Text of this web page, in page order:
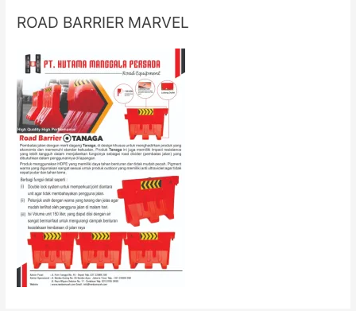
ROAD BARRIER MARVEL